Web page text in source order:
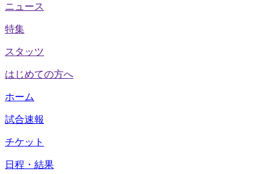
ニュース
特集
スタッツ
はじめての方へ
ホーム
試合速報
チケット
日程・結果